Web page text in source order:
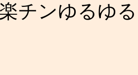
チンゆるゆ